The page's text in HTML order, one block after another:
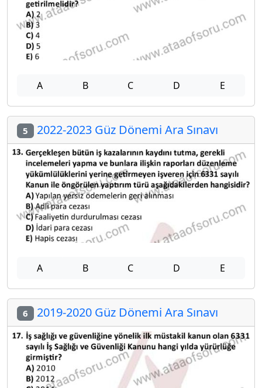
A B C D E
5 2022-2023 Güz Dönemi Ara Sınavı
A B C D E
6 2019-2020 Güz Dönemi Ara Sınavı